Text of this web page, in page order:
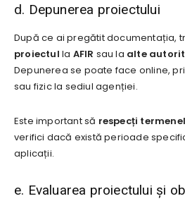
d. Depunerea proiectului
După ce ai pregătit documentația,
proiectul la AFIR sau la alte
Depunerea se poate face online,
sau fizic la sediul agenției.
Este important să respecți
verifici dacă există perioade
aplicații.
e. Evaluarea proiectului și